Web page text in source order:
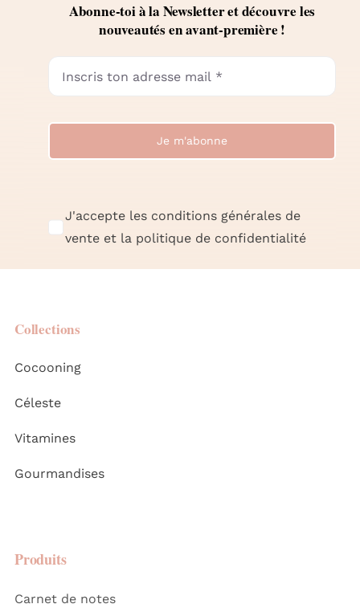
Abonne-toi à la Newsletter et découvre les
nouveautés en avant-première !
Je m'abonne
J'accepte les conditions générales de
vente et la politique de confidentialité
Collections
Cocooning
Céleste
Vitamines
Gourmandises
Produits
Carnet de notes